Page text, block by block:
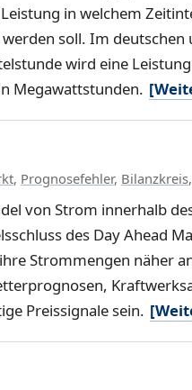
in welchem
soll. Im
wird eine
Megawattstunden.
, Prognosefehler, Bilanzkreis,
von Strom innerhalb
des Day Ahead
Strommengen näher
Preissignale sein.